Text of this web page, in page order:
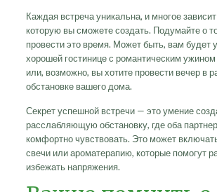
Каждая встреча уникальна, и многое
которую вы сможете создать. Подумайте о
провести это время. Может быть, вам будет
хорошей гостинице с романтическим ужином
или, возможно, вы хотите провести вечер в
обстановке вашего дома.
Секрет успешной встречи — это умение
расслабляющую обстановку, где оба
комфортно чувствовать. Это может
свечи или ароматерапию, которые помогут
избежать напряжения.